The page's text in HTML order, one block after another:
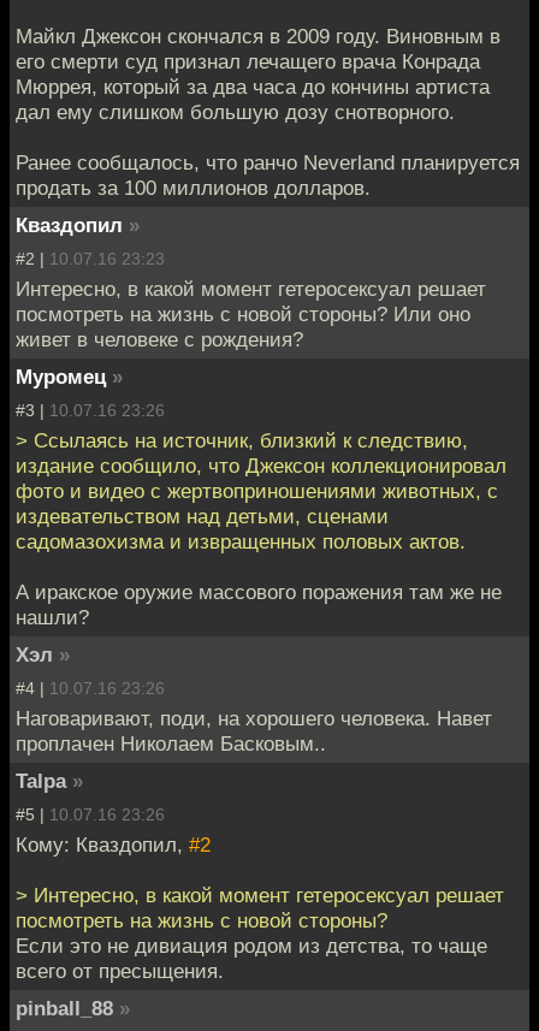
Майкл Джексон скончался в 2009 году. Виновным в
его смерти суд признал лечащего врача Конрада
Мюррея, который за два часа до кончины артиста
дал ему слишком большую дозу снотворного.
Ранее сообщалось, что ранчо Neverland планируется
продать за 100 миллионов долларов.
Кваздопил »
#2 | 10.07.16 23:23
Интересно, в какой момент гетеросексуал решает
посмотреть на жизнь с новой стороны? Или оно
живет в человеке с рождения?
Муромец »
#3 | 10.07.16 23:26
> Ссылаясь на источник, близкий к следствию,
издание сообщило, что Джексон коллекционировал
фото и видео с жертвоприношениями животных, с
издевательством над детьми, сценами
садомазохизма и извращенных половых актов.
А иракское оружие массового поражения там же не
нашли?
Хэл »
#4 | 10.07.16 23:26
Наговаривают, поди, на хорошего человека. Навет
проплачен Николаем Басковым..
Talpa »
#5 | 10.07.16 23:26
Кому: Кваздопил, #2
> Интересно, в какой момент гетеросексуал решает
посмотреть на жизнь с новой стороны?
Если это не дивиация родом из детства, то чаще
всего от пресыщения.
pinball_88 »